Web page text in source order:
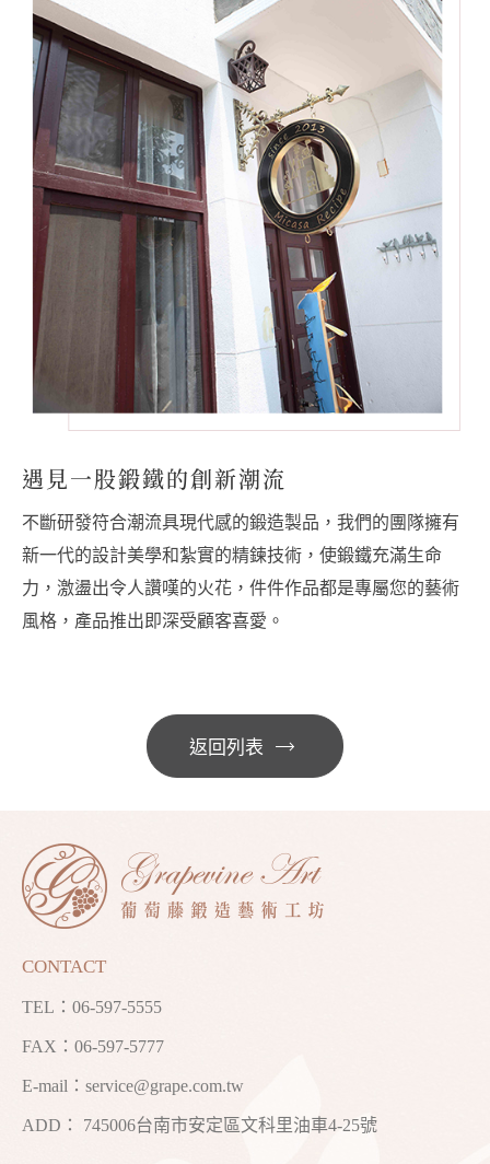
遇見一股鍛鐵的創新潮流
不斷研發符合潮流具現代感的鍛造製品，我們的團隊擁有
新一代的設計美學和紮實的精鍊技術，使鍛鐵充滿生命
力，激盪出令人讚嘆的火花，件件作品都是專屬您的藝術
風格，產品推出即深受顧客喜愛。
返回列表
CONTACT
TEL： 06-597-5555
FAX：06-597-5777
E-mail： service@grape.com.tw
ADD： 745006台南市安定區文科里油車4-25號